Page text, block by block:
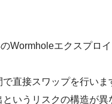
Wormholeエクスプロ
直接スワップを行いま
いうリスクの構造が異